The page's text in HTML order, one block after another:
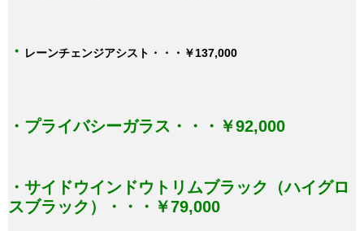
・ レーンチェンジアシスト・・・￥137,000
・プライバシーガラス・・・￥92,000
・サイドウインドウトリムブラック（ハイグロ
スブラック）・・・￥79,000